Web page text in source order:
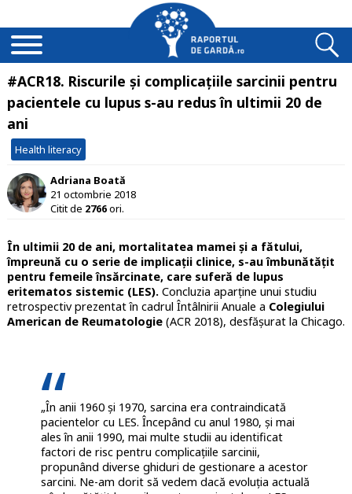
#ACR18. Riscurile și complicațiile sarcinii pentru
pacientele cu lupus s-au redus în ultimii 20 de
ani
Health literacy
Adriana Boată
21 octombrie 2018
Citit de 2766ori.
În ultimii 20 de ani, mortalitatea mamei și a fătului,
împreună cu o serie de implicații clinice, s-au îmbunătățit
pentru femeile însărcinate, care suferă de lupus
eritematos sistemic (LES).Concluzia aparține unui studiu
retrospectiv prezentat în cadrul Întâlnirii Anuale a Colegiului
American de Reumatologie(ACR 2018), desfășurat la Chicago.
„În anii 1960 și 1970, sarcina era contraindicată
pacientelor cu LES. Începând cu anul 1980, și mai
ales în anii 1990, mai multe studii au identificat
factori de risc pentru complicațiile sarcinii,
propunând diverse ghiduri de gestionare a acestor
sarcini. Ne-am dorit să vedem dacă evoluția actuală